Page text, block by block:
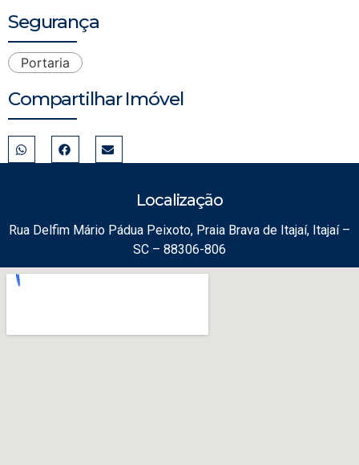
Segurança
Portaria
Compartilhar Imóvel
Localização
Rua Delfim Mário Pádua Peixoto, Praia Brava de Itajaí, Itajaí –
SC – 88306-806